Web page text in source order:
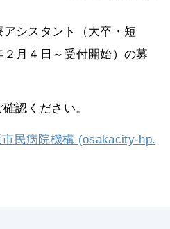
シスタント（大卒・短
月４日～受付開始）の募
認ください。
民病院機構 (osakacity-hp.